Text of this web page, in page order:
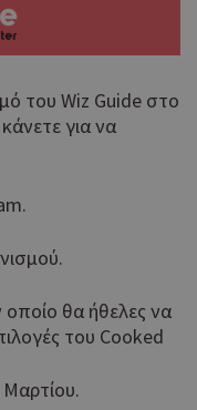
του Wiz Guide στο
για να
θα ήθελες να
του Cooked
Μαρτίου.